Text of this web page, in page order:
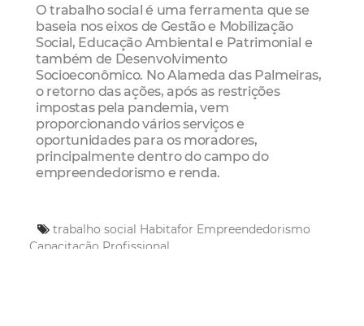
O trabalho social é uma ferramenta que se
baseia nos eixos de Gestão e Mobilização
Social, Educação Ambiental e Patrimonial e
também de Desenvolvimento
Socioeconômico. No Alameda das Palmeiras,
o retorno das ações, após as restrições
impostas pela pandemia, vem
proporcionando vários serviços e
oportunidades para os moradores,
principalmente dentro do campo do
empreendedorismo e renda.
trabalho social Habitafor Empreendedorismo
Capacitação Profissional